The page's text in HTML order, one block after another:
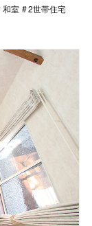
和室 2世帯住宅